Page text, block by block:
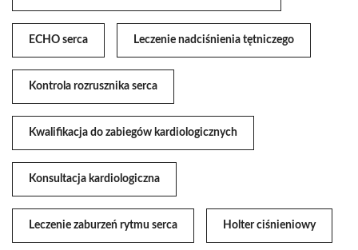
ECHO serca Leczenie nadciśnienia tętniczego
Kontrola rozrusznika serca
Kwalifikacja do zabiegów kardiologicznych
Konsultacja kardiologiczna
Leczenie zaburzeń rytmu serca Holter ciśnieniowy